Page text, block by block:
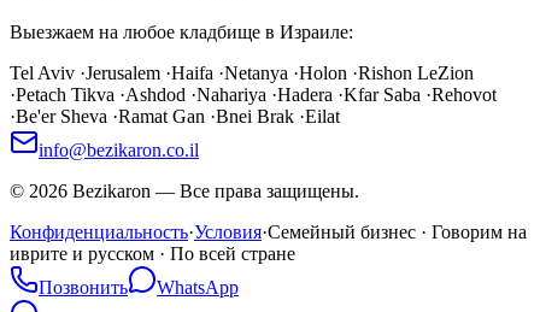
Выезжаем на любое кладбище в Израиле:
Tel Aviv ·Jerusalem ·Haifa ·Netanya ·Holon ·Rishon LeZion
·Petach Tikva ·Ashdod ·Nahariya ·Hadera ·Kfar Saba ·Rehovot
·Be'er Sheva ·Ramat Gan ·Bnei Brak ·Eilat
info@bezikaron.co.il
© 2026 Bezikaron — Все права защищены.
Конфиденциальность·Условия·Семейный бизнес · Говорим на
иврите и русском · По всей стране
Позвонить
WhatsApp